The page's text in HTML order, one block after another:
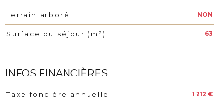
Terrain arboré NON
Surface du séjour (m²) 63
INFOS FINANCIÈRES
Caractéristiques Valeurs
Taxe foncière annuelle 1 212 €